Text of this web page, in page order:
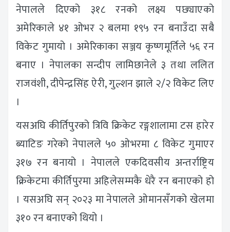
नेपालले दिएको ३१८ रनको लक्ष्य पछ्याएको
अमेरिकाले ४१ ओभर २ बलमा १९५ रन बनाउँदा सबै
विकेट गुमायो । अमेरिकाका सञ्जय कृष्णमूर्तिले ५६ रन
बनाए । नेपालका सन्दीप लामिछानेले ३ तथा ललित
राजवंशी, दीपेन्द्रसिंह ऐरी, गुल्शन झाले २/२ विकेट लिए
।
यसअघि कीर्तिपुरको त्रिवि क्रिकेट रङ्गशालामा टस हारेर
ब्याटिङ गरेको नेपालले ५० ओभरमा ८ विकेट गुमाएर
३१७ रन बनायो । नेपालले एकदिवसीय अन्तर्राष्ट्रिय
क्रिकेटमा कीर्तिपुरमा अहिलेसम्मकै धेरै रन बनाएको हो
। यसअघि सन् २०२३ मा नेपालले ओमानसँगको खेलमा
३१० रन बनाएको थियो ।